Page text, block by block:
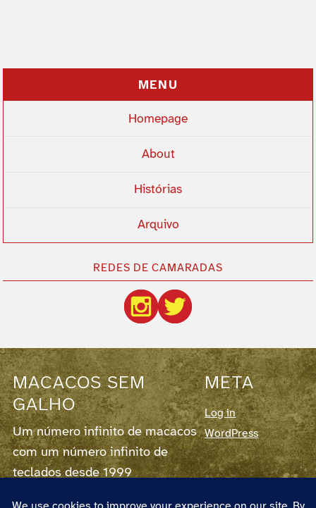
MENU
Homepage
About
Histórias
Arquivo
REDES DE CAMARADAS
MACACOS SEM
GALHO
Um número infinito de macacos
com um número infinito de
teclados desde 1999
META
Log in
WordPress